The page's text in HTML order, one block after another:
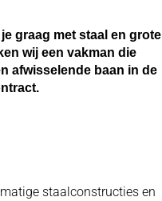
graag met staal en grote
wij een vakman die
afwisselende baan in de
staalconstructies en